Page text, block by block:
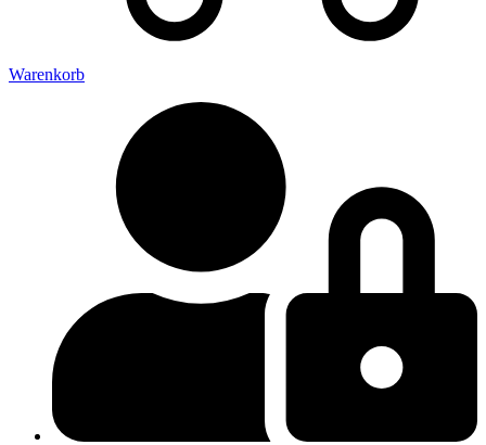
Warenkorb